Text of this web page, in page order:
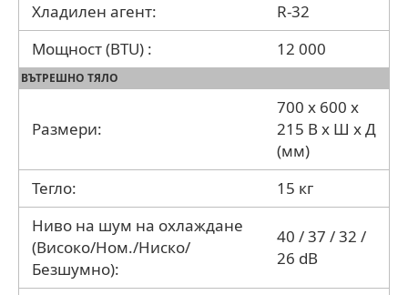
Хладилен агент:
R-32
Мощност (BTU) :
12 000
ВЪТРЕШНО ТЯЛО
Размери:
700 x 600 x
215 В x Ш x Д
(мм)
Тегло:
15 кг
Ниво на шум на охлаждане
(Високо/Ном./Ниско/
Безшумно):
40 / 37 / 32 /
26 dB